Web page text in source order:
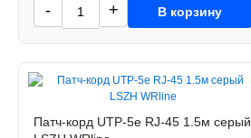
- + В корзину
Патч-корд UTP-5e RJ-45 1.5м серый